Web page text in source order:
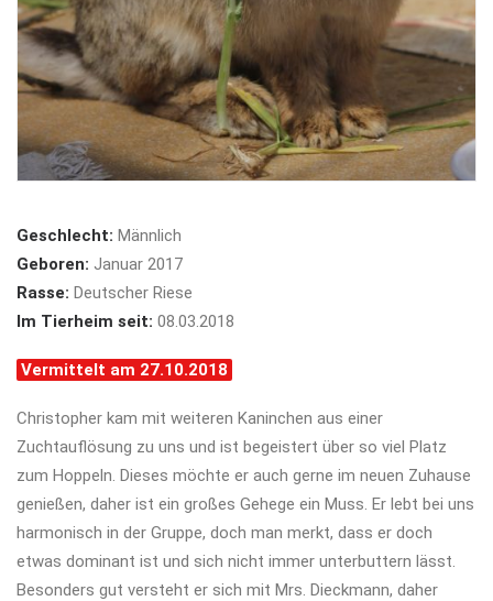
Geschlecht: Männlich
Geboren: Januar 2017
Rasse: Deutscher Riese
Im Tierheim seit: 08.03.2018
Vermittelt am 27.10.2018
Christopher kam mit weiteren Kaninchen aus einer
Zuchtauflösung zu uns und ist begeistert über so viel Platz
zum Hoppeln. Dieses möchte er auch gerne im neuen Zuhause
genießen, daher ist ein großes Gehege ein Muss. Er lebt bei uns
harmonisch in der Gruppe, doch man merkt, dass er doch
etwas dominant ist und sich nicht immer unterbuttern lässt.
Besonders gut versteht er sich mit Mrs. Dieckmann, daher